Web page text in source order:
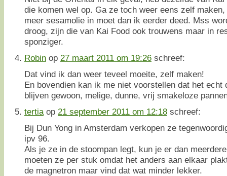
die komen wel op. Ga ze toch weer eens zelf
meer sesamolie in moet dan ik eerder deed. Mss
droog, zijn die van Kai Food ook trouwens maar in
sponziger.
Robin op 27 maart 2011 om 19:26 schreef:
Dat vind ik dan weer teveel moeite, zelf maken!
En bovendien kan ik me niet voorstellen dat het echt
blijven gewoon, melige, dunne, vrij smakeloze
tertia op 21 september 2011 om 12:18 schreef:
Bij Dun Yong in Amsterdam verkopen ze
ipv 96.
Als je ze in de stoompan legt, kun je er dan
moeten ze per stuk omdat het anders aan elkaar
de magnetron maar vind dat wat minder lekker.